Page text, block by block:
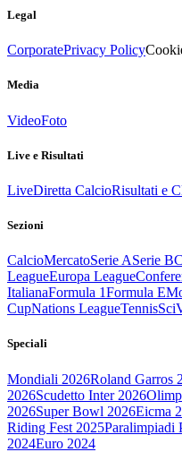
Legal
CorporatePrivacy Policy
Media
VideoFoto
Live e Risultati
LiveDiretta CalcioRisultati e
Sezioni
CalcioMercatoSerie ASerie B
LeagueEuropa League
ItalianaFormula 1Formula E
CupNations LeagueTennisSci
Speciali
Mondiali 2026Roland Garros
2026Scudetto Inter 2026
2026Super Bowl 2026Eicma
Riding Fest 2025Paralimpiadi
2024Euro 2024